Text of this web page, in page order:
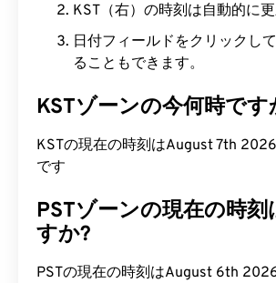
KST（右）の時刻は自動的に更
日付フィールドをクリックし
ることもできます。
KSTゾーンの今何時です
KSTの現在の時刻はAugust 7th
です
PSTゾーンの現在の時刻
すか?
PSTの現在の時刻はAugust 6th